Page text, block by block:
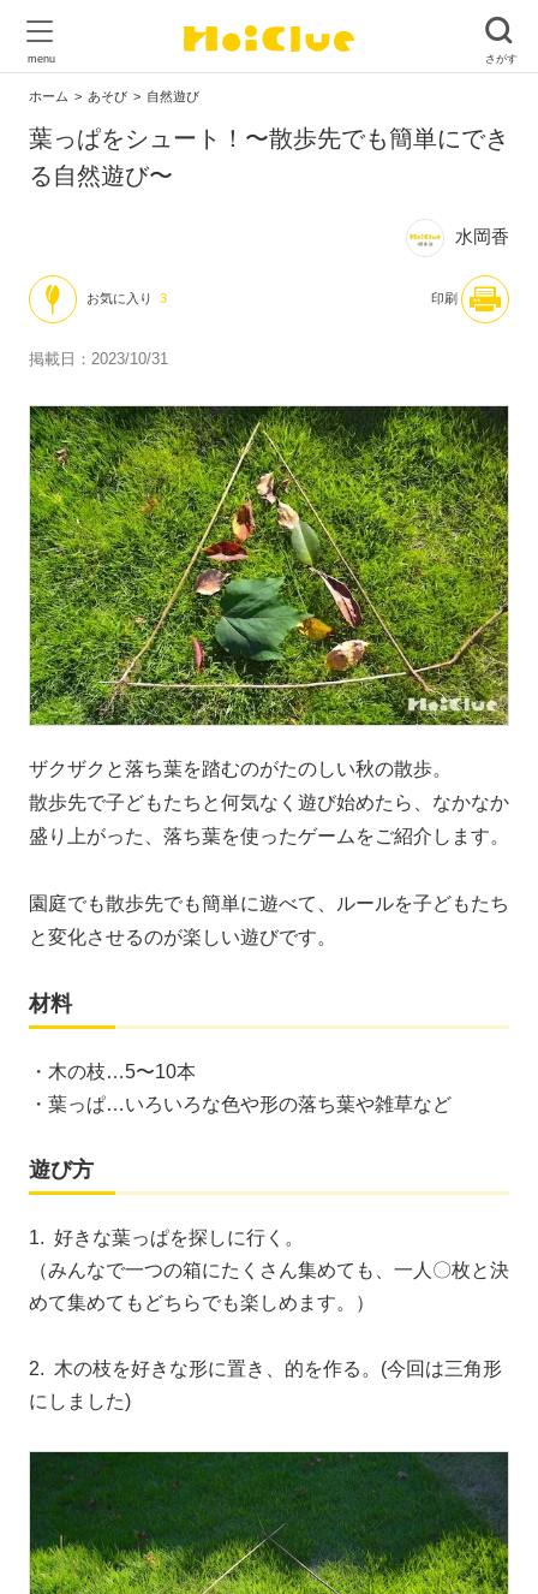
ホーム あそび 自然遊び
葉っぱをシュート！〜散歩先でも簡単にでき
る自然遊び〜
水岡香
お気に入り 3 印刷
掲載日：2023/10/31
ザクザクと落ち葉を踏むのがたのしい秋の散歩。
散歩先で子どもたちと何気なく遊び始めたら、なかなか
盛り上がった、落ち葉を使ったゲームをご紹介します。
園庭でも散歩先でも簡単に遊べて、ルールを子どもたち
と変化させるのが楽しい遊びです。
材料
・木の枝…5〜10本
・葉っぱ…いろいろな色や形の落ち葉や雑草など
遊び方
1. 好きな葉っぱを探しに行く。
（みんなで一つの箱にたくさん集めても、一人〇枚と決
めて集めてもどちらでも楽しめます。）
2. 木の枝を好きな形に置き、的を作る。(今回は三角形
にしました)